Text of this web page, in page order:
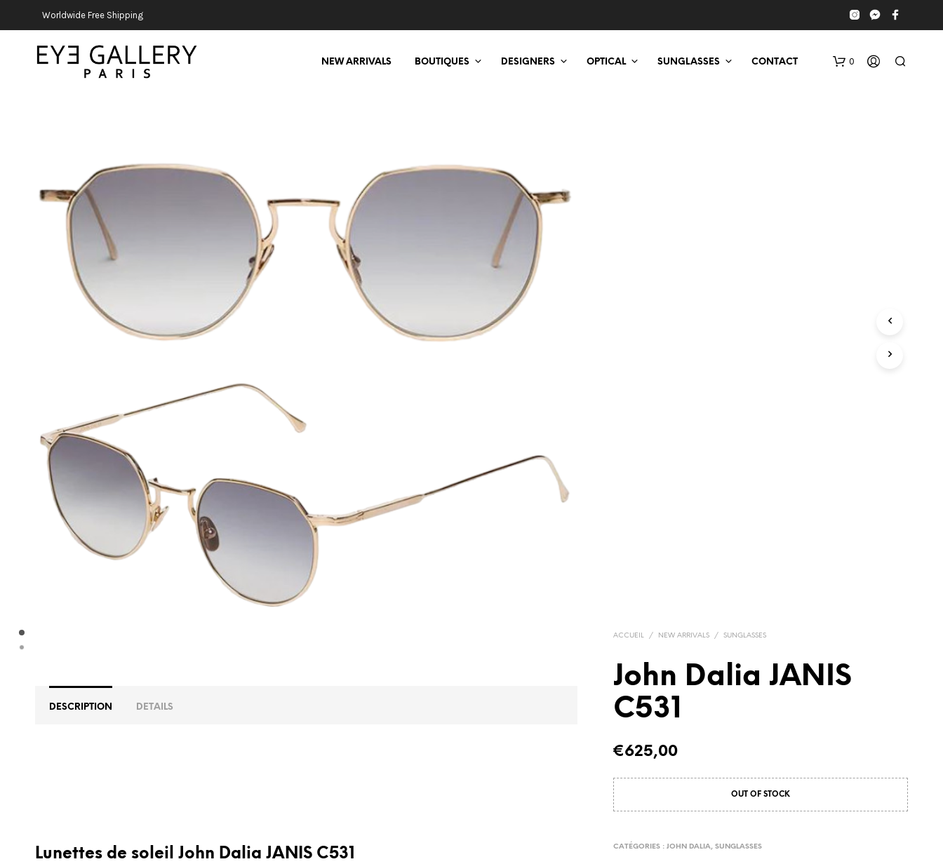
Worldwide Free Shipping
NEW ARRIVALS BOUTIQUES DESIGNERS OPTICAL SUNGLASSES CONTACT 0
ACCUEIL / NEW ARRIVALS / SUNGLASSES
John Dalia JANIS
C531
€625,00
OUT OF STOCK
CATÉGORIES : JOHN DALIA, SUNGLASSES
DESCRIPTION DETAILS
Lunettes de soleil John Dalia JANIS C531